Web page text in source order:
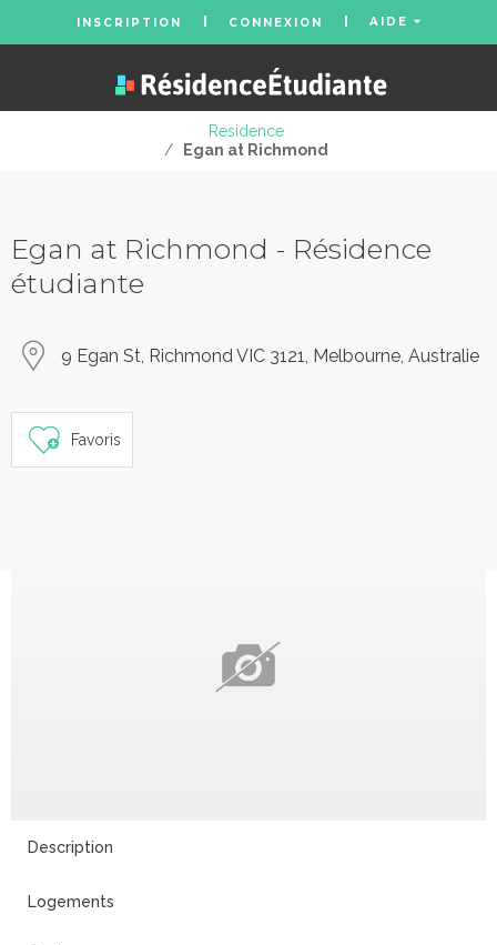
INSCRIPTION CONNEXION AIDE
Residence
/
Egan at Richmond
Egan at Richmond - Résidence
étudiante
9 Egan St, Richmond VIC 3121, Melbourne, Australie
Favoris
Description
Logements